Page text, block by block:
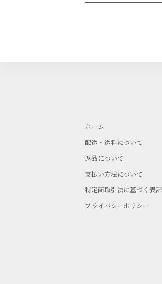
ホーム
配送・送料について
返品について
支払い方法について
特定商取引法に基づく表記
プライバシーポリシー